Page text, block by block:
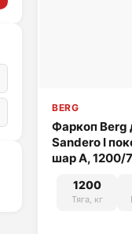
BERG
Фаркоп Berg
Sandero I
шар A, 1200/
1200
Тяга, кг